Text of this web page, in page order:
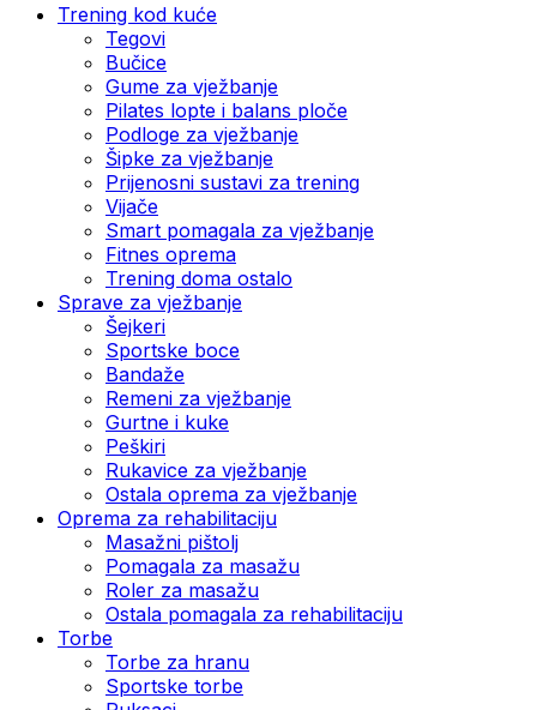
Trening kod kuće
Tegovi
Bučice
Gume za vježbanje
Pilates lopte i balans ploče
Podloge za vježbanje
Šipke za vježbanje
Prijenosni sustavi za trening
Vijače
Smart pomagala za vježbanje
Fitnes oprema
Trening doma ostalo
Sprave za vježbanje
Šejkeri
Sportske boce
Bandaže
Remeni za vježbanje
Gurtne i kuke
Peškiri
Rukavice za vježbanje
Ostala oprema za vježbanje
Oprema za rehabilitaciju
Masažni pištolj
Pomagala za masažu
Roler za masažu
Ostala pomagala za rehabilitaciju
Torbe
Torbe za hranu
Sportske torbe